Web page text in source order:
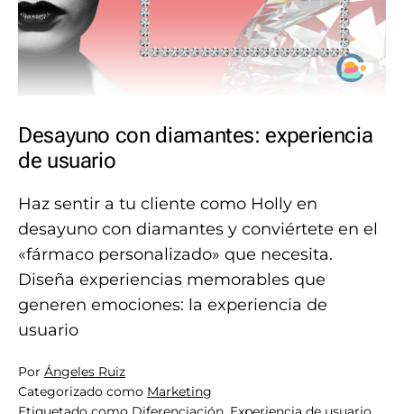
Desayuno con diamantes: experiencia
de usuario
Haz sentir a tu cliente como Holly en
desayuno con diamantes y conviértete en el
«fármaco personalizado» que necesita.
Diseña experiencias memorables que
generen emociones: la experiencia de
usuario
Por Ángeles Ruiz
Categorizado como Marketing